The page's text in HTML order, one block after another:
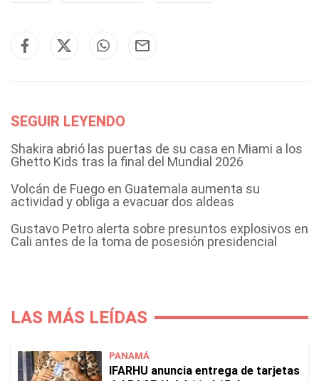
SEGUIR LEYENDO
Shakira abrió las puertas de su casa en Miami a los
Ghetto Kids tras la final del Mundial 2026
Volcán de Fuego en Guatemala aumenta su
actividad y obliga a evacuar dos aldeas
Gustavo Petro alerta sobre presuntos explosivos en
Cali antes de la toma de posesión presidencial
LAS MÁS LEÍDAS
PANAMÁ
IFARHU anuncia entrega de tarjetas